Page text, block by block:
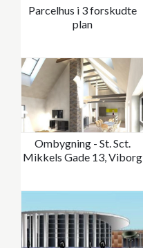
Parcelhus i 3 forskudte
plan
Ombygning - St. Sct.
Mikkels Gade 13, Viborg